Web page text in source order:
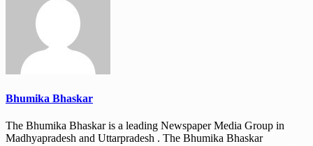
Bhumika Bhaskar
The Bhumika Bhaskar is a leading Newspaper Media Group in
Madhyapradesh and Uttarpradesh . The Bhumika Bhaskar